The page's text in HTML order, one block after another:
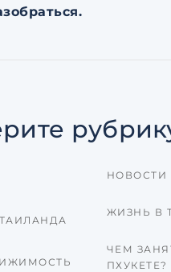
НОВОСТИ
ЖИЗНЬ В
ЧЕМ
ПХУКЕТЕ?